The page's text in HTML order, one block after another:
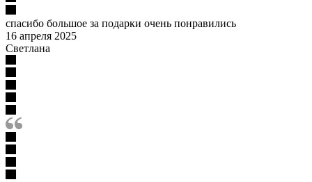
спасибо большое за подарки очень понравились
16 апреля 2025
Светлана